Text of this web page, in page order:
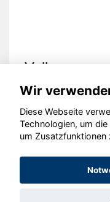
Volkswagen
©
Wir
Diese Webseite
Technologien, um
um Zusatzfunktionen